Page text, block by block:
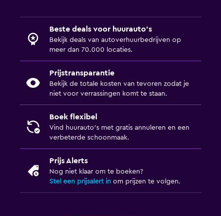
Beste deals voor huurauto's
Bekijk deals van autoverhuurbedrijven op
meer dan 70.000 locaties.
Prijstransparantie
Bekijk de totale kosten van tevoren zodat je
niet voor verrassingen komt te staan.
Boek flexibel
Vind huurauto's met gratis annuleren en een
verbeterde schoonmaak.
Prijs Alerts
Nog niet klaar om te boeken?
Stel een prijsalert in om prijzen te volgen.